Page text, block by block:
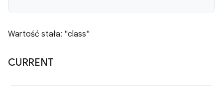
Wartość stała: "class"
CURRENT